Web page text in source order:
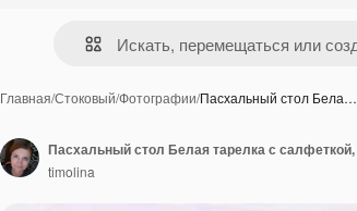
Главная/Стоковый/Фотографии/Пасхальный стол Бела…
timolina